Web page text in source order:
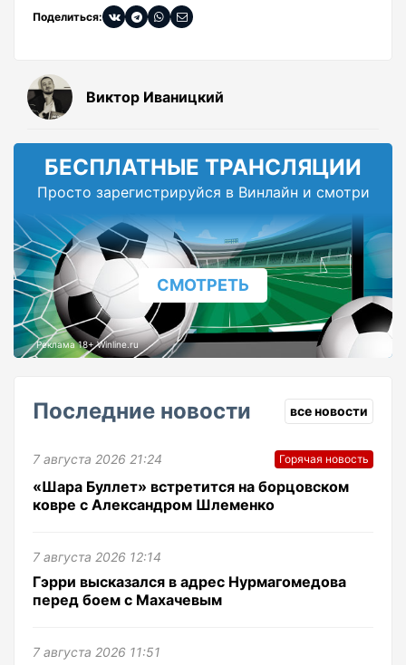
Поделиться:
Виктор Иваницкий
БЕСПЛАТНЫЕ ТРАНСЛЯЦИИ
Просто зарегистрируйся в Винлайн и смотри
СМОТРЕТЬ
Реклама 18+ Winline.ru
Последние новости все новости
7 августа 2026 21:24 Горячая новость
«Шара Буллет» встретится на борцовском
ковре с Александром Шлеменко
7 августа 2026 12:14
Гэрри высказался в адрес Нурмагомедова
перед боем с Махачевым
7 августа 2026 11:51